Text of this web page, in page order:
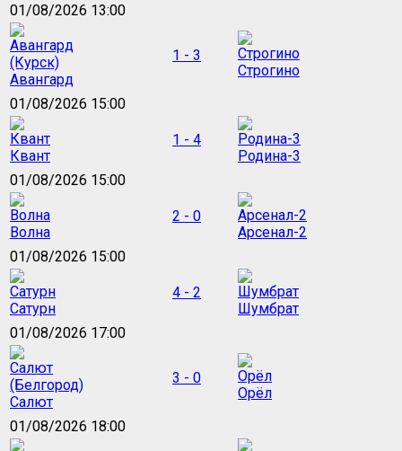
01/08/2026 13:00
Авангард
1 - 3
Строгино
01/08/2026 15:00
Квант
1 - 4
Родина-3
01/08/2026 15:00
Волна
2 - 0
Арсенал-2
01/08/2026 15:00
Сатурн
4 - 2
Шумбрат
01/08/2026 17:00
Салют
3 - 0
Орёл
01/08/2026 18:00